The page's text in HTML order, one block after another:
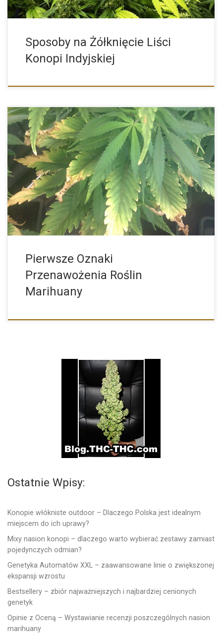
Sposoby na Żółknięcie Liści
Konopi Indyjskiej
Do prawidłowego rozwoju konopie indyjskie potrzebują
niezbędnych pierwiastków tak jak […]
Pierwsze Oznaki
Przenawożenia Roślin
Marihuany
Ostatnie Wpisy:
Konopie włókniste outdoor – Dlaczego Polska jest idealnym
miejscem do ich uprawy?
Mixy nasion konopi – dlaczego warto wybierać zestawy zamiast
pojedynczych odmian?
Genetyka Automatów XXL – zaawansowane linie o zwiększonej
ekspansji wzrostu
Bestsellery – zbiór najważniejszych i najbardziej cenionych
genetyk
Opinie z Oceną – Wystawianie recenzji poszczególnych nasion
marihuany